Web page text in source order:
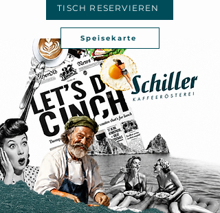
TISCH RESERVIEREN
Speisekarte